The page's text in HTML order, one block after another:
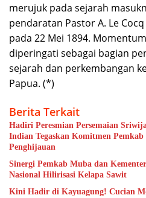
merujuk pada sejarah
pendaratan Pastor A. Le
pada 22 Mei 1894.
diperingati sebagai bagian
sejarah dan perkembangan
Papua. (*)
Berita Terkait
Hadiri Peresmian Persemaian
Indian Tegaskan Komitmen
Penghijauan
Sinergi Pemkab Muba dan
Nasional Hilirisasi Kelapa Sawit
Kini Hadir di Kayuagung! Cucian